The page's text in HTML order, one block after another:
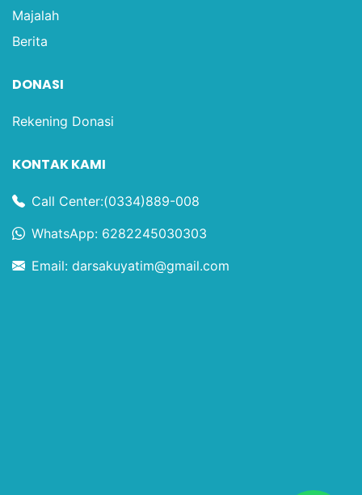
Majalah
Berita
DONASI
Rekening Donasi
KONTAK KAMI
Call Center:(0334)889-008
WhatsApp: 6282245030303
Email: darsakuyatim@gmail.com